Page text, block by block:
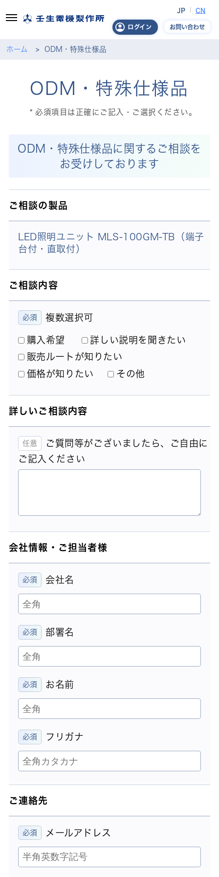
ログイン
JP CN
お問い合わせ
ホーム ODM・特殊仕様品
ODM・特殊仕様品
必須項目は正確にご記入・ご選択ください。
ODM・特殊仕様品に関するご相談を
お受けしております
ご相談の製品
LED照明ユニット MLS-100GM-TB（端子
台付・直取付）
ご相談内容
複数選択可
購入希望
詳しい説明を聞きたい
販売ルートが知りたい
価格が知りたい
その他
詳しいご相談内容
ご質問等がございましたら、ご自由に
ご記入ください
会社情報・ご担当者様
会社名
部署名
お名前
フリガナ
ご連絡先
メールアドレス